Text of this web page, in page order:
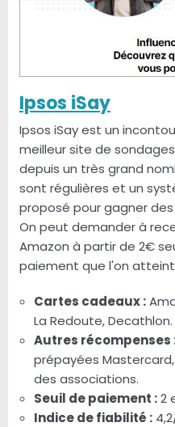
Ipsos iSay
Ipsos iSay est un
meilleur site de
depuis un très grand
sont régulières et un
proposé pour gagner
On peut demander à
Amazon à partir de 2€
paiement que l'on
Cartes cadeaux :
La Redoute, Decathlon.
Autres récompenses
prépayées
des associations.
Seuil de paiement :2
Indice de fiabilité :